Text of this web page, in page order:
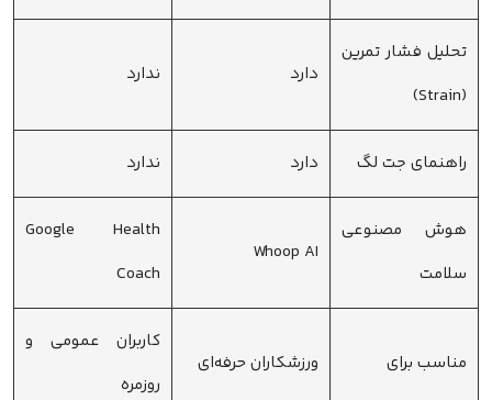
تحلیل فشار تمرین
(Strain)
دارد ندارد
راهنمای جت لگ دارد ندارد
هوش مصنوعی
سلامت
Whoop AI
Google Health
Coach
مناسب برای ورزشکاران حرفه‌ای
کاربران عمومی و
روزمره